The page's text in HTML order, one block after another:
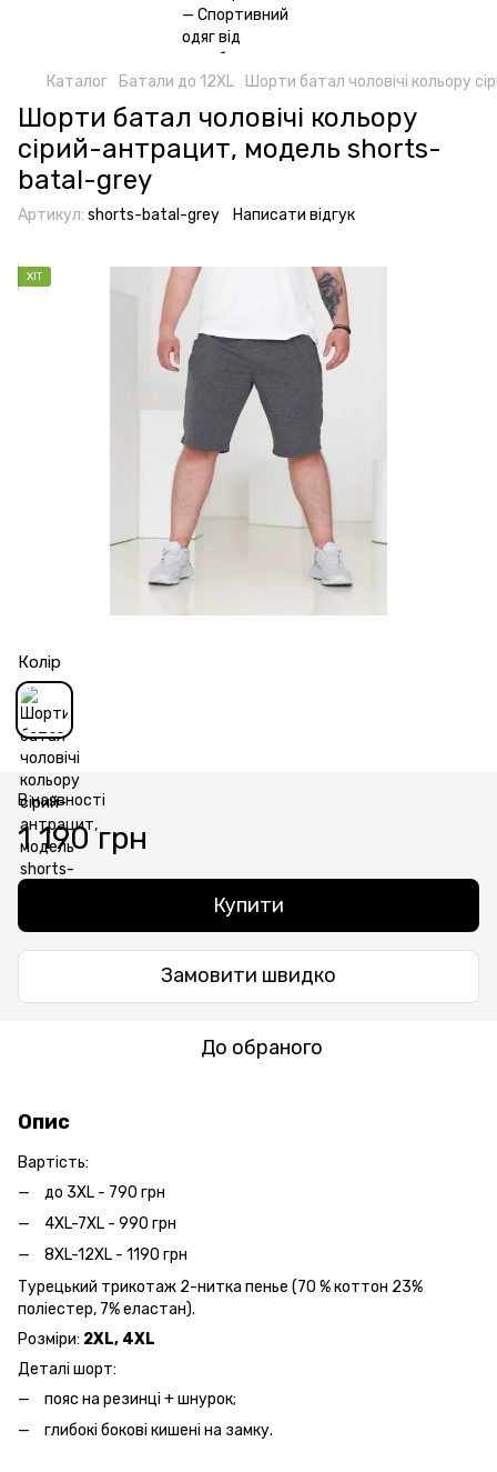
Каталог Батали до 12XL Шорти батал чоловічі кольору
Шорти батал чоловічі кольору
сірий-антрацит, модель shorts-
batal-grey
Артикул: shorts-batal-grey Написати відгук
ХІТ
Колір
В наявності
1 190 грн
Купити
Замовити швидко
До обраного
Опис
Вартість:
до 3XL - 790 грн
4XL-7XL - 990 грн
8XL-12XL - 1190 грн
Турецький трикотаж 2-нитка пенье (70 % коттон 23%
поліестер, 7% еластан).
Розміри: 2XL, 4XL
Деталі шорт:
пояс на резинці + шнурок;
глибокі бокові кишені на замку.